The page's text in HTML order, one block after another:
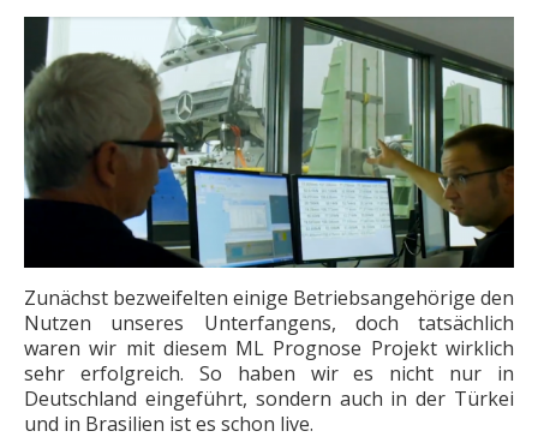
Zunächst bezweifelten einige Betriebsangehörige den
Nutzen unseres Unterfangens, doch tatsächlich
waren wir mit diesem ML Prognose Projekt wirklich
sehr erfolgreich. So haben wir es nicht nur in
Deutschland eingeführt, sondern auch in der Türkei
und in Brasilien ist es schon live.